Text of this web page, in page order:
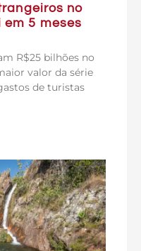
no
5 meses
R$25 bilhões no
valor da série
de turistas